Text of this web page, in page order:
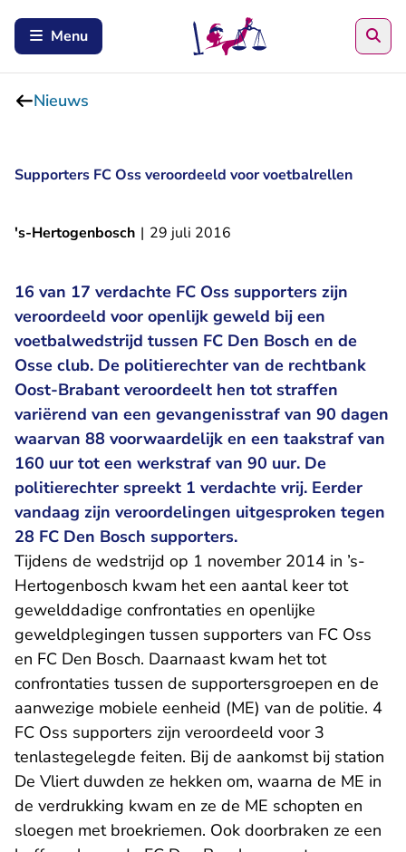
Menu
Nieuws
Supporters FC Oss veroordeeld voor voetbalrellen
's-Hertogenbosch | 29 juli 2016
16 van 17 verdachte FC Oss supporters zijn
veroordeeld voor openlijk geweld bij een
voetbalwedstrijd tussen FC Den Bosch en de
Osse club. De politierechter van de rechtbank
Oost-Brabant veroordeelt hen tot straffen
variërend van een gevangenisstraf van 90 dagen
waarvan 88 voorwaardelijk en een taakstraf van
160 uur tot een werkstraf van 90 uur. De
politierechter spreekt 1 verdachte vrij. Eerder
vandaag zijn veroordelingen uitgesproken tegen
28 FC Den Bosch supporters.
Tijdens de wedstrijd op 1 november 2014 in ’s-
Hertogenbosch kwam het een aantal keer tot
gewelddadige confrontaties en openlijke
geweldplegingen tussen supporters van FC Oss
en FC Den Bosch. Daarnaast kwam het tot
confrontaties tussen de supportersgroepen en de
aanwezige mobiele eenheid (ME) van de politie. 4
FC Oss supporters zijn veroordeeld voor 3
tenlastegelegde feiten. Bij de aankomst bij station
De Vliert duwden ze hekken om, waarna de ME in
de verdrukking kwam en ze de ME schopten en
sloegen met broekriemen. Ook doorbraken ze een